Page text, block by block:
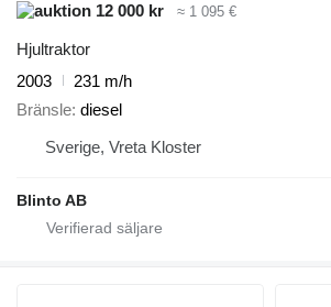
12 000 kr
≈ 1 095 €
Hjultraktor
2003
231 m/h
Bränsle diesel
Sverige, Vreta Kloster
Blinto AB